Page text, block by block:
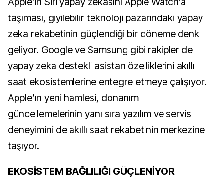
taşıması, giyilebilir teknoloji pazarındaki yapay
zeka rekabetinin güçlendiği bir döneme denk
geliyor. Google ve Samsung gibi rakipler de
yapay zeka destekli asistan özelliklerini akıllı
saat ekosistemlerine entegre etmeye çalışıyor.
Apple’ın yeni hamlesi, donanım
güncellemelerinin yanı sıra yazılım ve servis
deneyimini de akıllı saat rekabetinin merkezine
taşıyor.
EKOSİSTEM BAĞLILIĞI GÜÇLENİYOR